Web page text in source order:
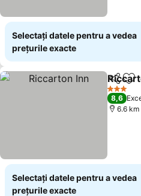
Selectați datele pentru a vedea
prețurile exacte
3 Stele
8,6
6.6
Selectați datele pentru a vedea
prețurile exacte